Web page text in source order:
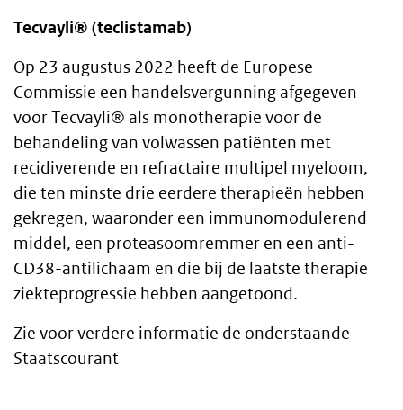
Tecvayli® (teclistamab)
Op 23 augustus 2022 heeft de Europese
Commissie een handelsvergunning afgegeven
voor Tecvayli® als monotherapie voor de
behandeling van volwassen patiënten met
recidiverende en refractaire multipel myeloom,
die ten minste drie eerdere therapieën hebben
gekregen, waaronder een immunomodulerend
middel, een proteasoomremmer en een anti-
CD38-antilichaam en die bij de laatste therapie
ziekteprogressie hebben aangetoond.
Zie voor verdere informatie de onderstaande
Staatscourant